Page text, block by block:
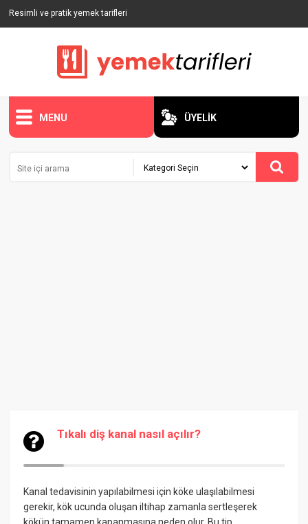
Resimli ve pratik yemek tarifleri
MENU ÜYELİK
Tıkalı diş kanal nasıl açılır?
Kanal tedavisinin yapılabilmesi için köke ulaşılabilmesi
gerekir, kök ucunda oluşan iltihap zamanla sertleşerek